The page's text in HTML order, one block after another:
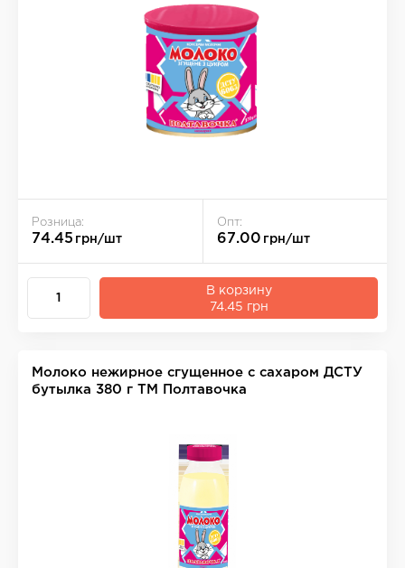
Розница:
74.45 грн/шт
Опт:
67.00 грн/шт
В корзину
74.45 грн
Молоко нежирное сгущенное с сахаром ДСТУ
бутылка 380 г ТМ Полтавочка